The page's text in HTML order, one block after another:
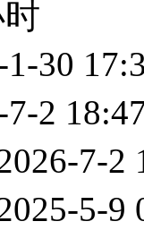
1-30
7-2
7-2
5-9